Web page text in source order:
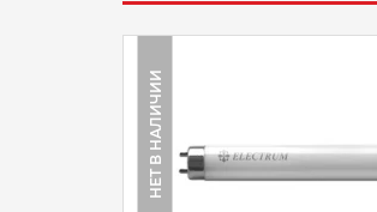
НЕТ В НАЛИЧИИ